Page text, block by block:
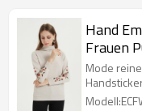
Hand
Frauen
Mode